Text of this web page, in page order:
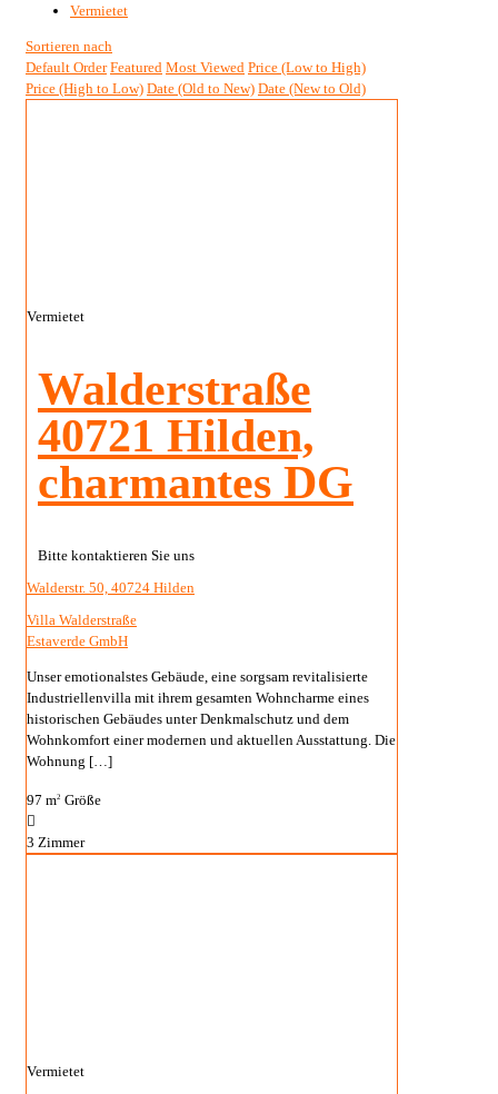
Vermietet
Sortieren nach
Default Order Featured Most Viewed Price (Low to High)
Price (High to Low) Date (Old to New) Date (New to Old)
Vermietet
Walderstraße
40721 Hilden,
charmantes DG
Bitte kontaktieren Sie uns
Walderstr. 50, 40724 Hilden
Villa Walderstraße
Estaverde GmbH
Unser emotionalstes Gebäude, eine sorgsam revitalisierte
Industriellenvilla mit ihrem gesamten Wohncharme eines
historischen Gebäudes unter Denkmalschutz und dem
Wohnkomfort einer modernen und aktuellen Ausstattung. Die
Wohnung […]
97 m2 Größe
3 Zimmer
Vermietet